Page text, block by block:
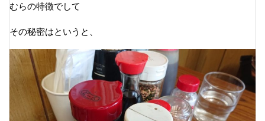
むらの特徴でして
その秘密はというと、